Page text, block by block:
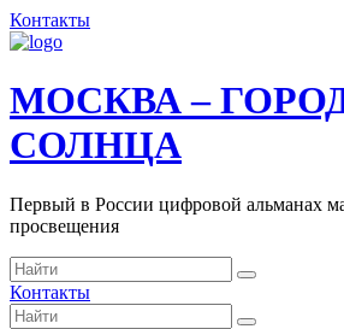
Контакты
МОСКВА –
СОЛНЦА
Первый в России цифровой альманах
просвещения
Контакты